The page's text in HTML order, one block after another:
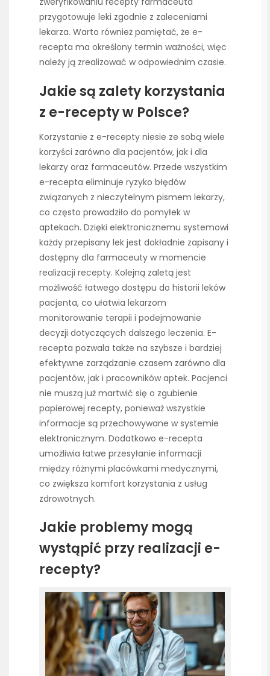
przygotowuje leki zgodnie z zaleceniami
lekarza. Warto również pamiętać, że e-
recepta ma określony termin ważności, więc
należy ją zrealizować w odpowiednim czasie.
Jakie są zalety korzystania
z e-recepty w Polsce?
Korzystanie z e-recepty niesie ze sobą wiele
korzyści zarówno dla pacjentów, jak i dla
lekarzy oraz farmaceutów. Przede wszystkim
e-recepta eliminuje ryzyko błędów
związanych z nieczytelnym pismem lekarzy,
co często prowadziło do pomyłek w
aptekach. Dzięki elektronicznemu systemowi
każdy przepisany lek jest dokładnie zapisany i
dostępny dla farmaceuty w momencie
realizacji recepty. Kolejną zaletą jest
możliwość łatwego dostępu do historii leków
pacjenta, co ułatwia lekarzom
monitorowanie terapii i podejmowanie
decyzji dotyczących dalszego leczenia. E-
recepta pozwala także na szybsze i bardziej
efektywne zarządzanie czasem zarówno dla
pacjentów, jak i pracowników aptek. Pacjenci
nie muszą już martwić się o zgubienie
papierowej recepty, ponieważ wszystkie
informacje są przechowywane w systemie
elektronicznym. Dodatkowo e-recepta
umożliwia łatwe przesyłanie informacji
między różnymi placówkami medycznymi,
co zwiększa komfort korzystania z usług
zdrowotnych.
Jakie problemy mogą
wystąpić przy realizacji e-
recepty?